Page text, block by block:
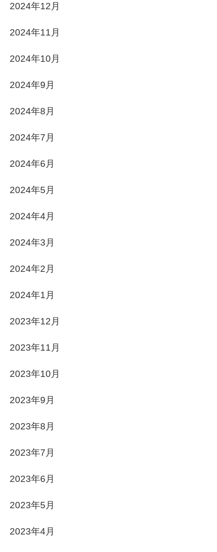
2024年12月
2024年11月
2024年10月
2024年9月
2024年8月
2024年7月
2024年6月
2024年5月
2024年4月
2024年3月
2024年2月
2024年1月
2023年12月
2023年11月
2023年10月
2023年9月
2023年8月
2023年7月
2023年6月
2023年5月
2023年4月